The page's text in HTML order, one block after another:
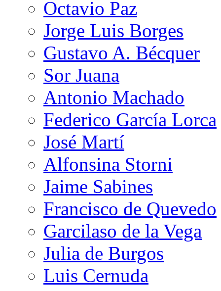
Octavio Paz
Jorge Luis Borges
Gustavo A. Bécquer
Sor Juana
Antonio Machado
Federico García Lorca
José Martí
Alfonsina Storni
Jaime Sabines
Francisco de Quevedo
Garcilaso de la Vega
Julia de Burgos
Luis Cernuda